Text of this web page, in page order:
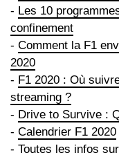
- Les 10
confinement
- Comment la F1
2020
- F1 2020 : Où
streaming ?
- Drive to Survive :
- Calendrier F1 2020
- Toutes les infos